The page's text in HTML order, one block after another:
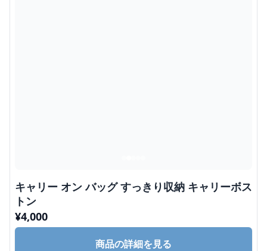
キャリー オン バッグ すっきり収納 キャリーボス
トン
¥4,000
商品の詳細を見る